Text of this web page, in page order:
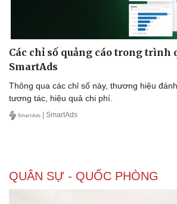
Doanh nghiệp
Thông tin doanh nghiệp
Doanh nghiệp 24h
Doanh nhân
Vì cộng đồng
Công
Tin
Các chỉ số quảng cáo trong trình
SmartAds
Thông qua các chỉ số này, thương hiệu
tương tác, hiệu quả chi phí.
| SmartAds
QUÂN SỰ - QUỐC PHÒNG